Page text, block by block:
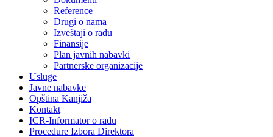
Reference
Drugi o nama
Izveštaji o radu
Finansije
Plan javnih nabavki
Partnerske organizacije
Usluge
Javne nabavke
Opština Kanjiža
Kontakt
ICR-Informator o radu
Procedure Izbora Direktora